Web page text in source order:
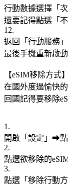
行動數據選擇「
還要記得點選「
12.
返回「行動服務
最後手機重新啟
【eSIM移除方式】
在國外度過愉快
回國記得要移除
1.
開啟「設定」➡點
2.
點選欲移除的
3.
點選「移除行動方